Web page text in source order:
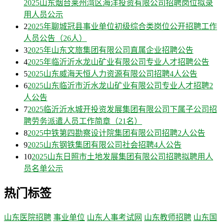
2025山东烟台莱州湾区海洋投资有限公司招聘岗位拟录
用人员公示
22025年聊城冠县事业单位初级综合类岗位公开招聘工作
人员公告（26人）
32025年山东文旅集团有限公司直属企业招聘公告
42025年临沂沂水龙山矿业有限公司专业人才招聘公告
52025山东威海天恒人力资源有限公司招聘4人公告
62025山东临沂市沂水龙山矿业有限公司专业人才招聘2
人公告
72025临沂沂水城开投资发展集团有限公司下属子公司招
聘劳务派遣人员工作简章（21名）
82025中铁第四勘察设计院集团有限公司招聘2人公告
92025山东钢铁集团有限公司社会招聘4人公告
102025山东日照市土地发展集团有限公司招聘拟聘用人
员名单公示
热门标签
山东医院招聘 事业单位 山东人事考试网 山东教师招聘 山东国